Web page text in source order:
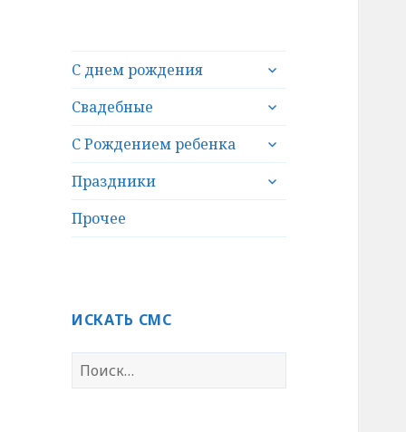
С днем рождения
раскрыть
меню
Свадебные
раскрыть
меню
С Рождением ребенка
раскрыть
меню
Праздники
раскрыть
Прочее
ИСКАТЬ СМС
Н
а